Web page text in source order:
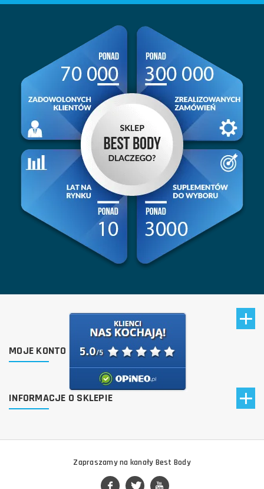
MOJE KONTO
INFORMACJE O SKLEPIE
Zapraszamy na kanały Best Body